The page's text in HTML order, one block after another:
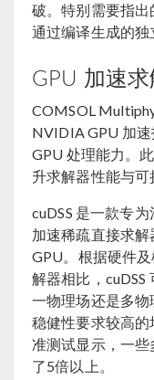
破。特别需要指
通过编译生成的
GPU 加速
COMSOL
NVIDIA GPU 加
GPU 处理能力。
升求解器性能与可
cuDSS 是一款专
加速稀疏直接求
GPU。根据硬件
解器相比，
一物理场还是多
稳健性要求较高
准测试显示，一
了5倍以上。